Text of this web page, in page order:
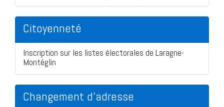
Citoyenneté
Inscription sur les listes électorales de Laragne-
Montéglin
Changement d'adresse